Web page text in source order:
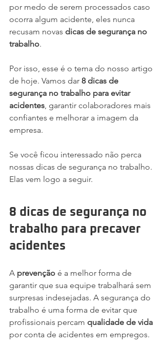
por medo de serem processados caso
ocorra algum acidente, eles nunca
recusam novas dicas de segurança no
trabalho.
Por isso, esse é o tema do nosso artigo
de hoje. Vamos dar 8 dicas de
segurança no trabalho para evitar
acidentes, garantir colaboradores mais
confiantes e melhorar a imagem da
empresa.
Se você ficou interessado não perca
nossas dicas de segurança no trabalho.
Elas vem logo a seguir.
8 dicas de segurança no
trabalho para precaver
acidentes
A prevenção é a melhor forma de
garantir que sua equipe trabalhará sem
surpresas indesejadas. A segurança do
trabalho é uma forma de evitar que
profissionais percam qualidade de vida
por conta de acidentes em empregos.